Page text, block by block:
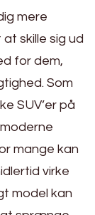
mere
skille sig ud
for dem,
Som
SUV’er på
mange kan
virke
model kan